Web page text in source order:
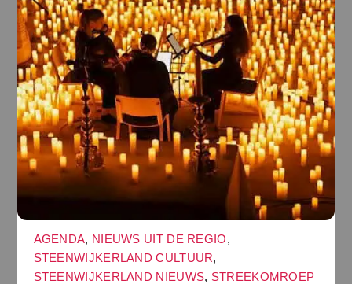
AGENDA, NIEUWS UIT DE REGIO,
STEENWIJKERLAND CULTUUR,
STEENWIJKERLAND NIEUWS, STREEKOMROEP